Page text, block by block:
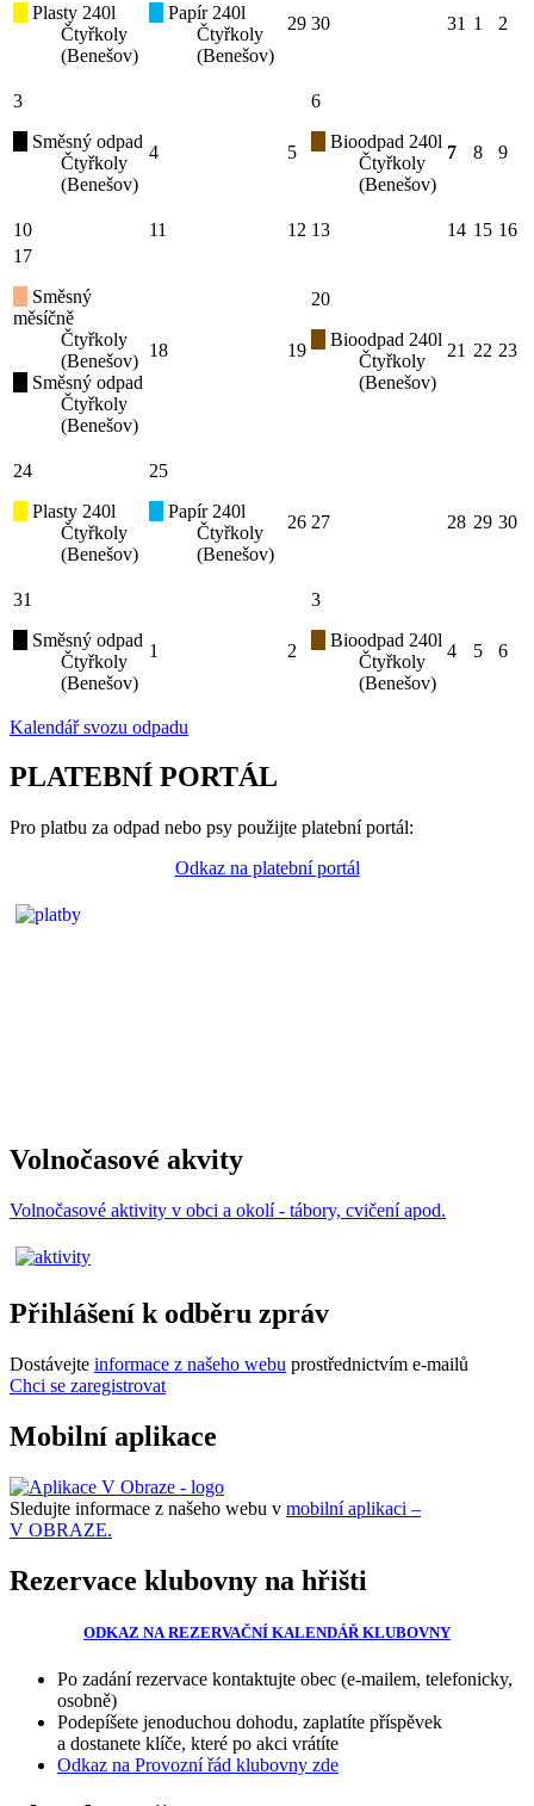
Plasty 240l
Čtyřkoly
(Benešov)
Papír 240l
Čtyřkoly
(Benešov)
29 30 31 1 2
3
Směsný odpad
Čtyřkoly
(Benešov)
4 5
6
Bioodpad 240l
Čtyřkoly
(Benešov)
7 8 9
10 11 12 13 14 15 16
17
Směsný
měsíčně
Čtyřkoly
(Benešov)
Směsný odpad
Čtyřkoly
(Benešov)
18 19
20
Bioodpad 240l
Čtyřkoly
(Benešov)
21 22 23
24
Plasty 240l
Čtyřkoly
(Benešov)
25
Papír 240l
Čtyřkoly
(Benešov)
26 27 28 29 30
31
Směsný odpad
Čtyřkoly
(Benešov)
1 2
3
Bioodpad 240l
Čtyřkoly
(Benešov)
4 5 6
Kalendář svozu odpadu
PLATEBNÍ PORTÁL
Pro platbu za odpad nebo psy použijte platební portál:
Odkaz na platební portál
Volnočasové akvity
Volnočasové aktivity v obci a okolí - tábory, cvičení apod.
Přihlášení k odběru zpráv
Dostávejte informace z našeho webu prostřednictvím e-mailů
Chci se zaregistrovat
Mobilní aplikace
Sledujte informace z našeho webu v mobilní aplikaci –
V OBRAZE.
Rezervace klubovny na hřišti
ODKAZ NA REZERVAČNÍ KALENDÁŘ KLUBOVNY
Po zadání rezervace kontaktujte obec (e-mailem, telefonicky,
osobně)
Podepíšete jenoduchou dohodu, zaplatíte příspěvek
a dostanete klíče, které po akci vrátíte
Odkaz na Provozní řád klubovny zde